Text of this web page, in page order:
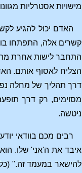
מישויות אסטרליות
האדם יכול להגיע
קשרים אלה, התפתחו בו
התחבר לישות אחרת
הצליח לאסוף אותם.
דרך תהליך של מחלה
מסוימים, רק דרך
ניטשה.
איבד את ה'אני' שלו.
להישאר במעמד זה."